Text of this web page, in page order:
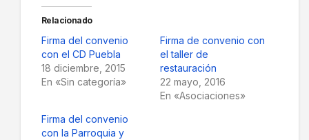
Relacionado
Firma del convenio
con el CD Puebla
18 diciembre, 2015
En «Sin categoría»
Firma de convenio con
el taller de
restauración
22 mayo, 2016
En «Asociaciones»
Firma del convenio
con la Parroquia y